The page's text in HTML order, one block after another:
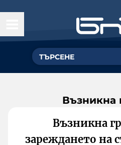
Възникна
Възникна
зареждането на